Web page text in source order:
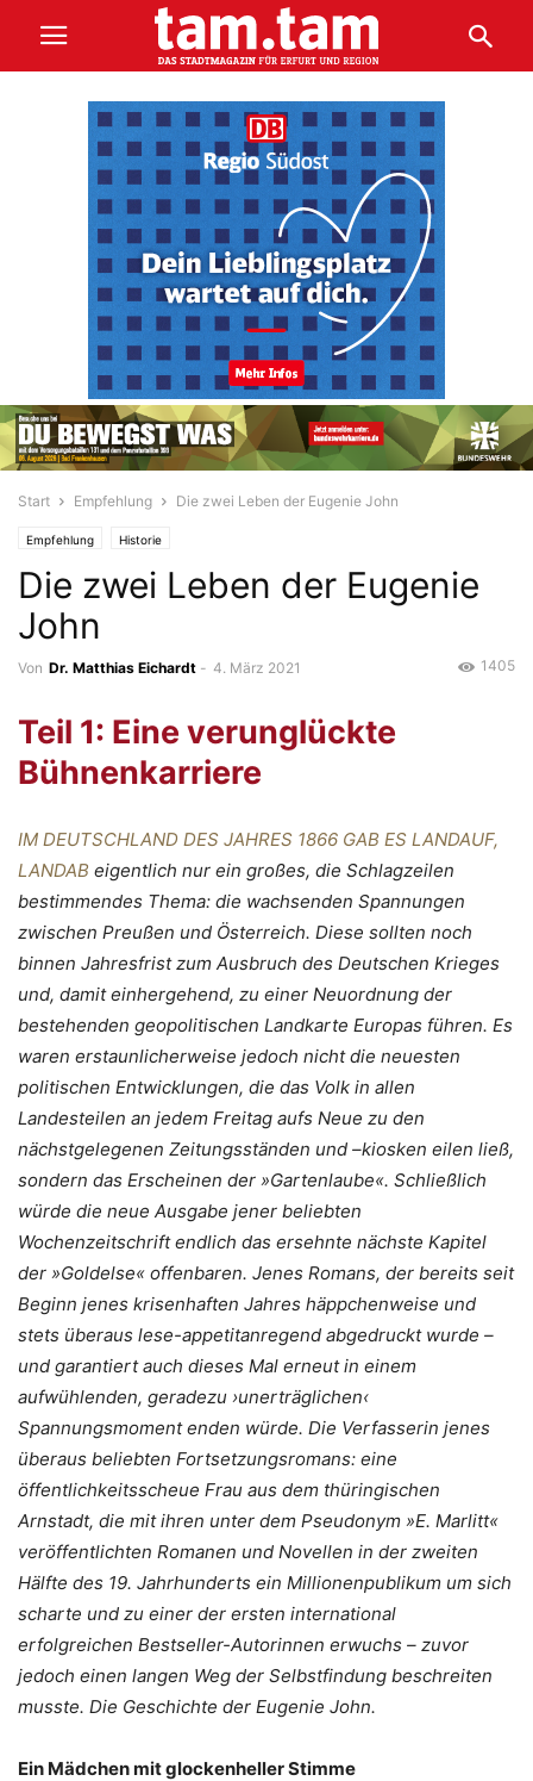
Start Empfehlung Die zwei Leben der Eugenie John
Empfehlung Historie
Die zwei Leben der Eugenie
John
Von Dr. Matthias Eichardt - 4. März 2021 1405
Teil 1: Eine verunglückte
Bühnenkarriere
IM DEUTSCHLAND DES JAHRES 1866 GAB ES LANDAUF,
LANDAB eigentlich nur ein großes, die Schlagzeilen
bestimmendes Thema: die wachsenden Spannungen
zwischen Preußen und Österreich. Diese sollten noch
binnen Jahresfrist zum Ausbruch des Deutschen Krieges
und, damit einhergehend, zu einer Neuordnung der
bestehenden geopolitischen Landkarte Europas führen. Es
waren erstaunlicherweise jedoch nicht die neuesten
politischen Entwicklungen, die das Volk in allen
Landesteilen an jedem Freitag aufs Neue zu den
nächstgelegenen Zeitungsständen und –kiosken eilen ließ,
sondern das Erscheinen der »Gartenlaube«. Schließlich
würde die neue Ausgabe jener beliebten
Wochenzeitschrift endlich das ersehnte nächste Kapitel
der »Goldelse« offenbaren. Jenes Romans, der bereits seit
Beginn jenes krisenhaften Jahres häppchenweise und
stets überaus lese-appetitanregend abgedruckt wurde –
und garantiert auch dieses Mal erneut in einem
aufwühlenden, geradezu ›unerträglichen‹
Spannungsmoment enden würde. Die Verfasserin jenes
überaus beliebten Fortsetzungsromans: eine
öffentlichkeitsscheue Frau aus dem thüringischen
Arnstadt, die mit ihren unter dem Pseudonym »E. Marlitt«
veröffentlichten Romanen und Novellen in der zweiten
Hälfte des 19. Jahrhunderts ein Millionenpublikum um sich
scharte und zu einer der ersten international
erfolgreichen Bestseller-Autorinnen erwuchs – zuvor
jedoch einen langen Weg der Selbstfindung beschreiten
musste. Die Geschichte der Eugenie John.
Ein Mädchen mit glockenheller Stimme